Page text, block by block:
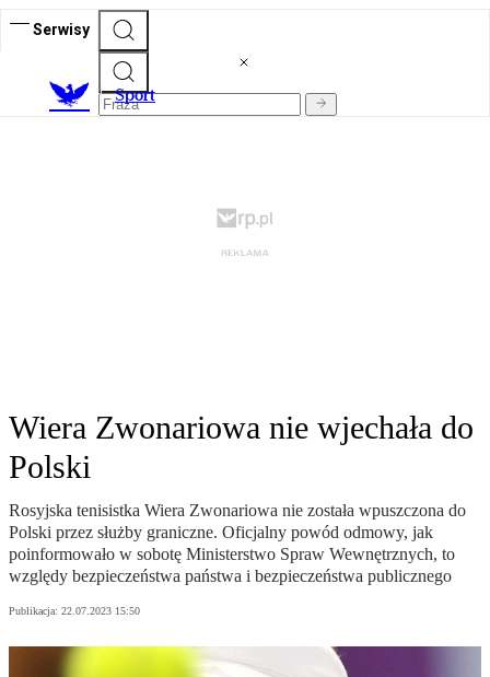
Serwisy
Sport
Wiera Zwonariowa nie wjechała do
Polski
Rosyjska tenisistka Wiera Zwonariowa nie została wpuszczona do
Polski przez służby graniczne. Oficjalny powód odmowy, jak
poinformowało w sobotę Ministerstwo Spraw Wewnętrznych, to
względy bezpieczeństwa państwa i bezpieczeństwa publicznego
Publikacja: 22.07.2023 15:50